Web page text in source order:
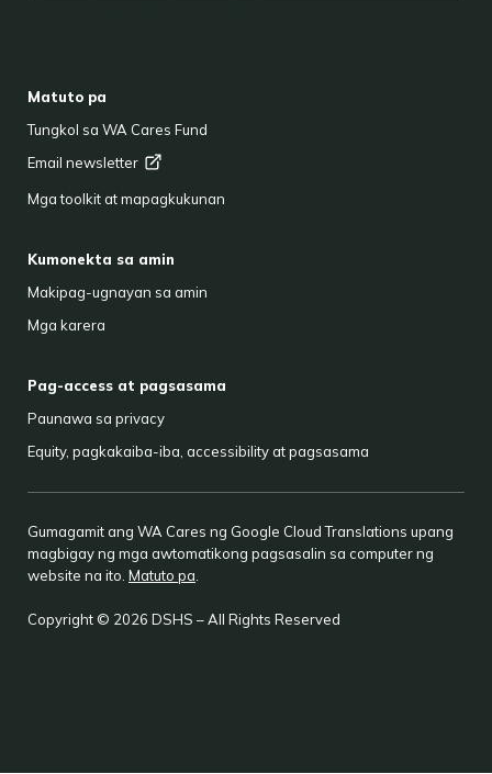
Matuto pa
Tungkol sa WA Cares Fund
Email newsletter
Mga toolkit at mapagkukunan
Kumonekta sa amin
Makipag-ugnayan sa amin
Mga karera
Pag-access at pagsasama
Paunawa sa privacy
Equity, pagkakaiba-iba, accessibility at pagsasama
Gumagamit ang WA Cares ng Google Cloud Translations upang
magbigay ng mga awtomatikong pagsasalin sa computer ng
website na ito. Matuto pa
Copyright © 2026 DSHS – All Rights Reserved